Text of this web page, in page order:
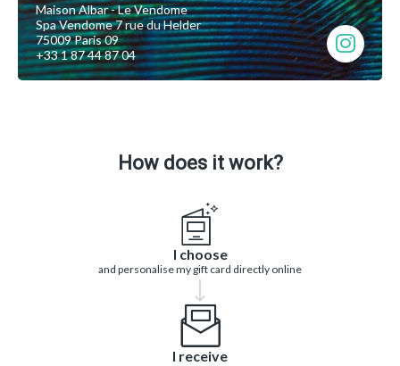
Maison Albar - Le Vendome
Spa Vendome 7 rue du Helder
75009 Paris 09
+33 1 87 44 87 04
How does it work?
I choose
and personalise my gift card directly online
I receive